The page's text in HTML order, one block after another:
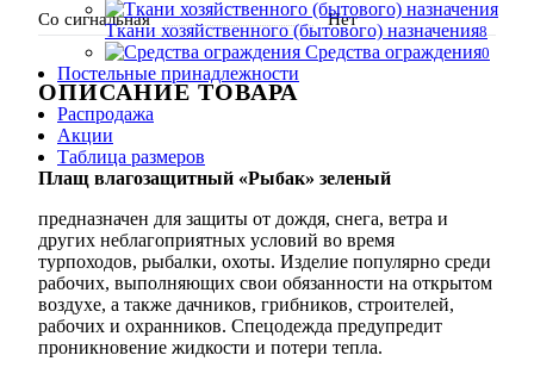
Ткани хозяйственного (бытового) назначения8
Средства ограждения0
Постельные принадлежности
Распродажа
Акции
Таблица размеров
Со сигнальная Нет
ОПИСАНИЕ ТОВАРА
Плащ влагозащитный «Рыбак» зеленый
предназначен для защиты от дождя, снега, ветра и
других неблагоприятных условий во время
турпоходов, рыбалки, охоты. Изделие популярно среди
рабочих, выполняющих свои обязанности на открытом
воздухе, а также дачников, грибников, строителей,
рабочих и охранников. Спецодежда предупредит
проникновение жидкости и потери тепла.